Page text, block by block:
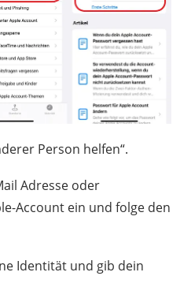
Person helfen“.
Adresse oder
Account ein und folge den
Identität und gib dein